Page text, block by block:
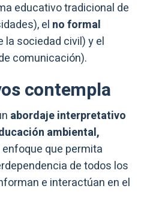
educativo tradicional de
el no formal
la sociedad civil) y el
comunicación).
contempla
abordaje interpretativo
ambiental,
que permita
de todos los
e interactúan en el